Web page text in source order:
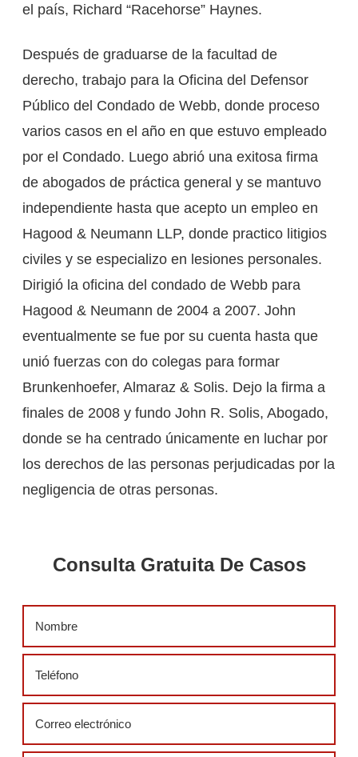
el país, Richard “Racehorse” Haynes.
Después de graduarse de la facultad de
derecho, trabajo para la Oficina del Defensor
Público del Condado de Webb, donde proceso
varios casos en el año en que estuvo empleado
por el Condado. Luego abrió una exitosa firma
de abogados de práctica general y se mantuvo
independiente hasta que acepto un empleo en
Hagood & Neumann LLP, donde practico litigios
civiles y se especializo en lesiones personales.
Dirigió la oficina del condado de Webb para
Hagood & Neumann de 2004 a 2007. John
eventualmente se fue por su cuenta hasta que
unió fuerzas con do colegas para formar
Brunkenhoefer, Almaraz & Solis. Dejo la firma a
finales de 2008 y fundo John R. Solis, Abogado,
donde se ha centrado únicamente en luchar por
los derechos de las personas perjudicadas por la
negligencia de otras personas.
Consulta Gratuita De Casos